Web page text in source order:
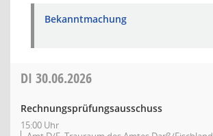
Bekanntmachung
DI 30.06.2026
Rechnungsprüfungsausschuss
15:00 Uhr